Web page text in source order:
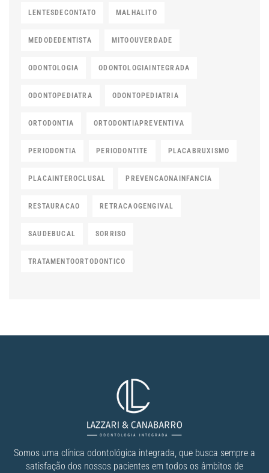
LENTESDECONTATO MALHALITO
MEDODEDENTISTA MITOOUVERDADE
ODONTOLOGIA ODONTOLOGIAINTEGRADA
ODONTOPEDIATRA ODONTOPEDIATRIA
ORTODONTIA ORTODONTIAPREVENTIVA
PERIODONTIA PERIODONTITE PLACABRUXISMO
PLACAINTEROCLUSAL PREVENCAONAINFANCIA
RESTAURACAO RETRACAOGENGIVAL
SAUDEBUCAL SORRISO
TRATAMENTOORTODONTICO
Somos uma clínica odontológica integrada, que busca sempre a
satisfação dos nossos pacientes em todos os âmbitos de